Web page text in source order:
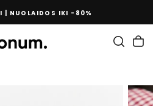
| NUOLAIDOS IKI -80%